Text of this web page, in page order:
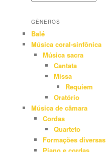
GÊNEROS
Balé
Música coral-sinfônica
Música sacra
Cantata
Missa
Requiem
Oratório
Música de câmara
Cordas
Quarteto
Formações diversas
Piano e cordas